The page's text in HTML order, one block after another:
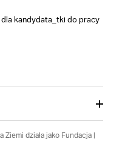
dla kandydata_tki do pracy
działa jako Fundacja |